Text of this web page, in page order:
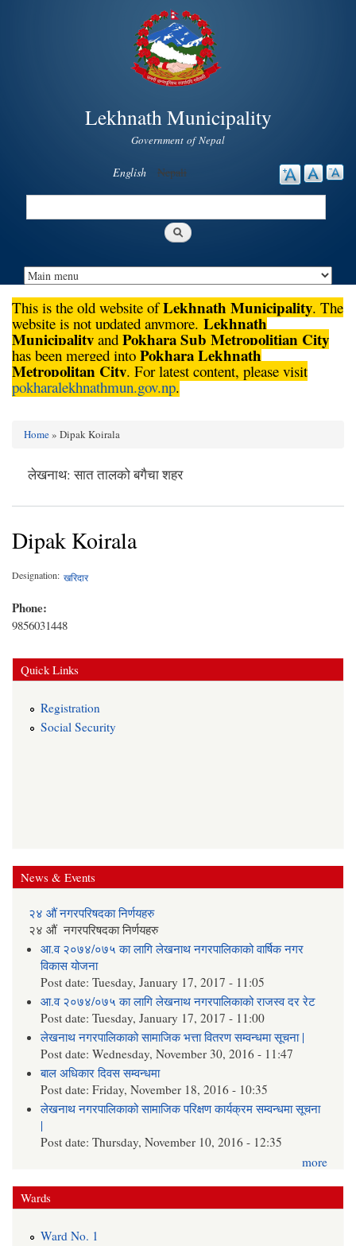
main
content
Lekhnath Municipality
Government of Nepal
English Nepali
Search
This is the old website ofLekhnath Municipality. The
website is not updated anymore. Lekhnath
Municipality and Pokhara Sub Metropolitian City
has been merged into Pokhara Lekhnath
Metropolitan City. For latest content, please visit
pokharalekhnathmun.gov.np.
You are here
Home» Dipak Koirala
लेखनाथ: सात तालको बगैचा शहर
Dipak Koirala
Designation: खरिदार
Phone:
9856031448
Quick Links
Registration
Social Security
News & Events
२४ औं नगरपरिषदका निर्णयहरु
२४ औं नगरपरिषदका निर्णयहरु
आ.व २०७४/०७५ का लागि लेखनाथ नगरपालिकाको वार्षिक नगर
विकास योजना
Post date:Tuesday, January 17, 2017 - 11:05
आ.व २०७४/०७५ का लागि लेखनाथ नगरपालिकाको राजस्व दर रेट
Post date:Tuesday, January 17, 2017 - 11:00
लेखनाथ नगरपालिकाको सामाजिक भत्ता वितरण सम्वन्धमा सूचना |
Post date:Wednesday, November 30, 2016 - 11:47
बाल अधिकार दिवस सम्वन्धमा
Post date:Friday, November 18, 2016 - 10:35
लेखनाथ नगरपालिकाको सामाजिक परिक्षण कार्यक्रम सम्वन्धमा सूचना
|
Post date:Thursday, November 10, 2016 - 12:35
more
Wards
Ward No. 1